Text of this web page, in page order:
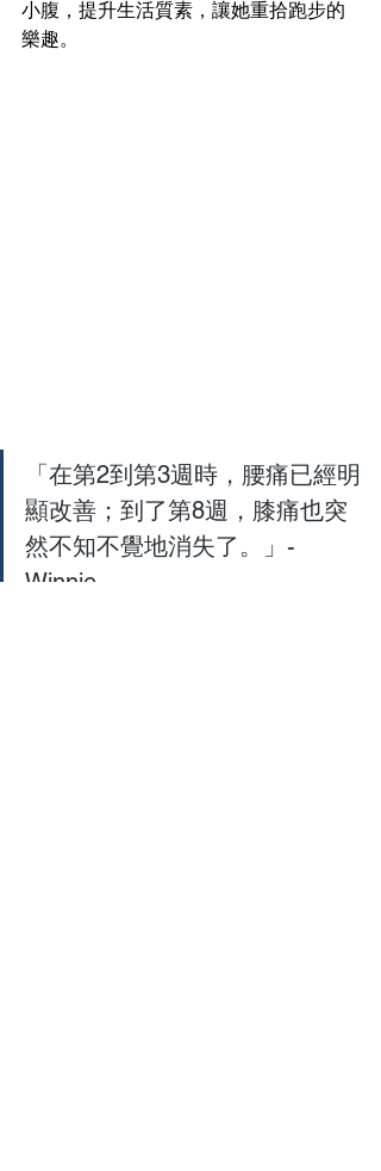
小腹，提升生活質素，讓她重拾跑步的
樂趣。
「在第2到第3週時，腰痛已經明
顯改善；到了第8週，膝痛也突
然不知不覺地消失了。」-
Winnie